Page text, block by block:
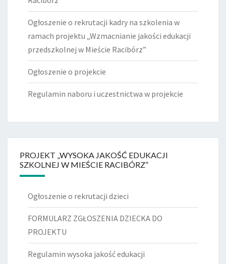
Ogłoszenie o rekrutacji kadry na szkolenia w
ramach projektu „Wzmacnianie jakości edukacji
przedszkolnej w Mieście Racibórz”
Ogłoszenie o projekcie
Regulamin naboru i uczestnictwa w projekcie
PROJEKT „WYSOKA JAKOŚĆ EDUKACJI
SZKOLNEJ W MIEŚCIE RACIBÓRZ”
Ogłoszenie o rekrutacji dzieci
FORMULARZ ZGŁOSZENIA DZIECKA DO
PROJEKTU
Regulamin wysoka jakość edukacji